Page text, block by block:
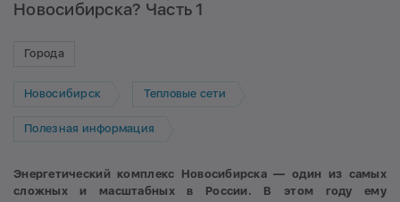
Новосибирска? Часть 1
Города
Новосибирск Тепловые сети
Полезная информация
Энергетический комплекс Новосибирска — один из самых
сложных и масштабных в России. В этом году ему